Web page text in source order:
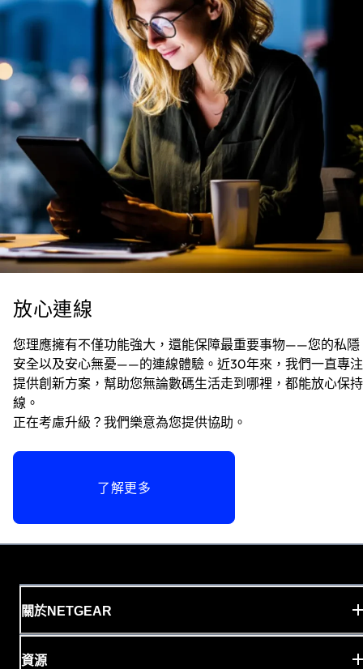
放心連線
您理應擁有不僅功能強大，還能保障最重要事物——您的私隱
安全以及安心無憂——的連線體驗。近30年來，我們一直專
提供創新方案，幫助您無論數碼生活走到哪裡，都能放心保
線。
正在考慮升級？我們樂意為您提供協助。
了解更多
關於NETGEAR
資源